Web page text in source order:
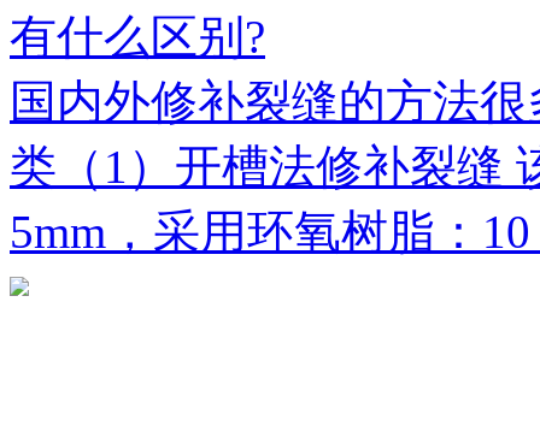
有什么区别?
国内外修补裂缝的方法
类（1）开槽法修补裂缝
5mm，采用环氧树脂：